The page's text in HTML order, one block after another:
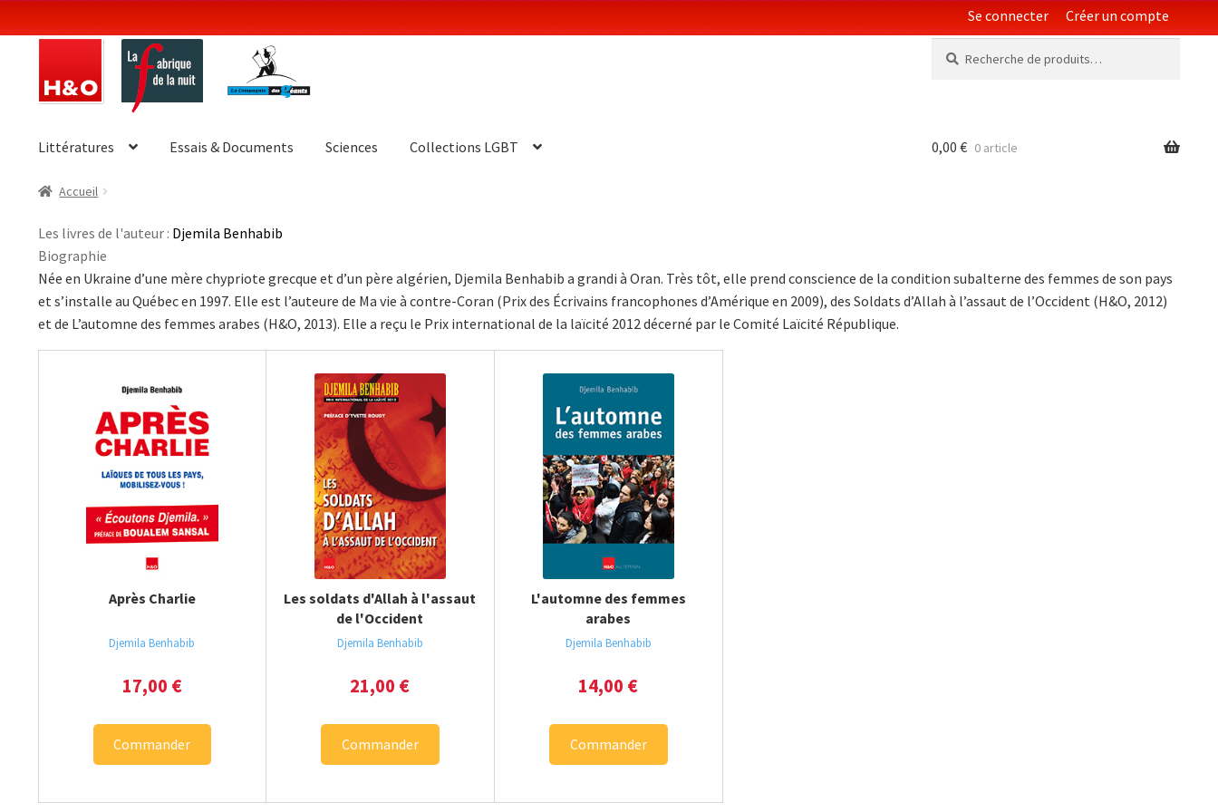
Se connecter
Créer un compte
la
contenu
pour :
Littératures Essais & Documents Sciences Collections LGBT 0,00€ 0 article
Accueil
Les livres de l'auteur : Djemila Benhabib
Biographie
Née en Ukraine d’une mère chypriote grecque et d’un père algérien, Djemila Benhabib a grandi à Oran. Très tôt, elle prend conscience de la condition subalterne des femmes de son pays
et s’installe au Québec en 1997. Elle est l’auteure de Ma vie à contre-Coran (Prix des Écrivains francophones d’Amérique en 2009), des Soldats d’Allah à l’assaut de l’Occident (H&O, 2012)
et de L’automne des femmes arabes (H&O, 2013). Elle a reçu le Prix international de la laïcité 2012 décerné par le Comité Laïcité République.
Après Charlie
Djemila Benhabib
17,00 €
Commander
Les soldats d'Allah à l'assaut
de l'Occident
Djemila Benhabib
21,00 €
Commander
L'automne des femmes
arabes
Djemila Benhabib
14,00 €
Commander